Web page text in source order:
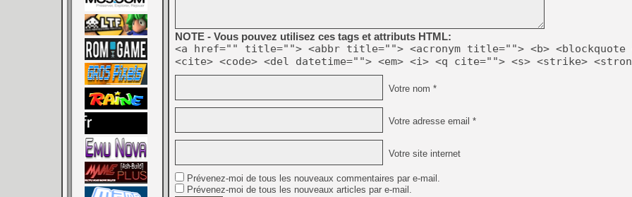
[GK] Mémoire cash -
[GK] Nvidia : le prix des
[GK] Suikoden Star Leap :
[Mo5] La mini borne
[GK] Pourquoi Marvel
[GK] Test : Restory : Chill
[GK] GTA 6 : Rockstar
[GK] Hot Wheels Infinite
NOTE - Vous pouvez utilisez ces tags et attributs HTML:
<a href="" title=""> <abbr title=""> <acronym title=""> <b> <blockquote
<cite> <code> <del datetime=""> <em> <i> <q cite=""> <s> <strike>
Votre nom *
Votre adresse email *
Votre site internet
Prévenez-moi de tous les nouveaux commentaires par e-mail.
Prévenez-moi de tous les nouveaux articles par e-mail.